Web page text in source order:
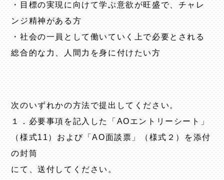
・目標の実現に向けて学ぶ意欲が旺盛で、チャレ
ンジ精神がある方
・社会の一員として働いていく上で必要とされる
総合的な力、人間力を身に付けたい方
次のいずれかの方法で提出してください。
１．必要事項を記入した「AOエントリーシート」
（様式11）および「AO面談票」（様式２）を添付
の封筒
にて、送付してください。